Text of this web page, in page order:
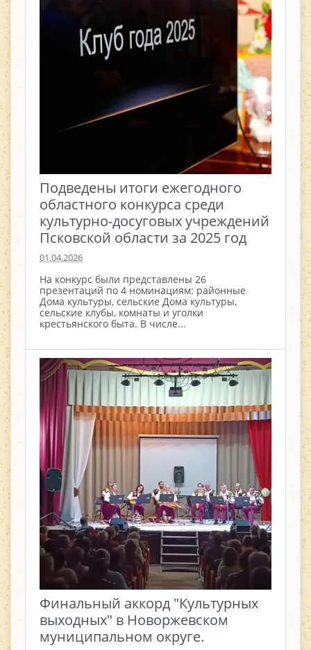
Подведены итоги ежегодного
областного конкурса среди
культурно-досуговых учреждений
Псковской области за 2025 год
01.04.2026
На конкурс были представлены 26
презентаций по 4 номинациям: районные
Дома культуры, сельские Дома культуры,
сельские клубы, комнаты и уголки
крестьянского быта. В числе...
Финальный аккорд "Культурных
выходных" в Новоржевском
муниципальном округе.